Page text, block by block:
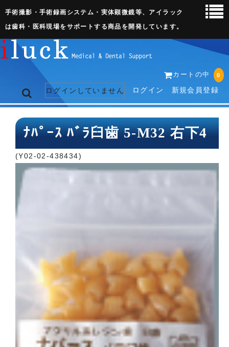
手術撮影・手術録画システム・実体顕微鏡等、アイラック
は歯科・医科現場をサポートする商品を開発しています。
カートの中 0
ログインしていません ログイン 新規会員登録
トップページ
歯科関連機器
お問い合わせ
ﾅﾊﾟｰｽ ﾊﾞﾗ臼歯 5-M32 右下4
(Y02-02-438434)